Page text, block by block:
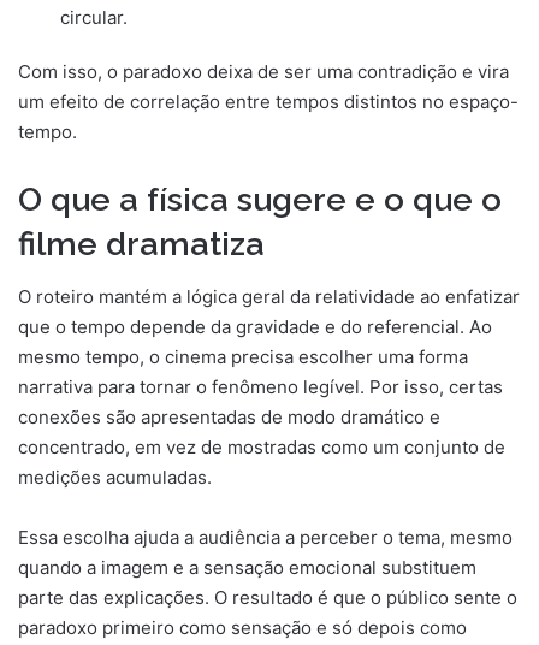
circular.
Com isso, o paradoxo deixa de ser uma contradição e vira
um efeito de correlação entre tempos distintos no espaço-
tempo.
O que a física sugere e o que o
filme dramatiza
O roteiro mantém a lógica geral da relatividade ao enfatizar
que o tempo depende da gravidade e do referencial. Ao
mesmo tempo, o cinema precisa escolher uma forma
narrativa para tornar o fenômeno legível. Por isso, certas
conexões são apresentadas de modo dramático e
concentrado, em vez de mostradas como um conjunto de
medições acumuladas.
Essa escolha ajuda a audiência a perceber o tema, mesmo
quando a imagem e a sensação emocional substituem
parte das explicações. O resultado é que o público sente o
paradoxo primeiro como sensação e só depois como